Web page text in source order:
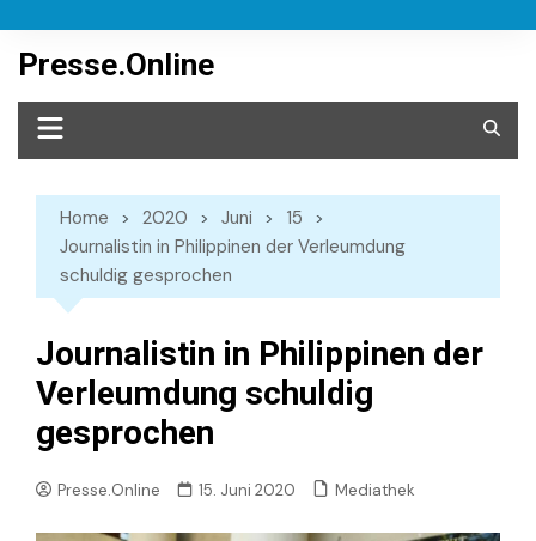
content
Presse.Online
Home 2020 Juni
15
Journalistin in Philippinen der Verleumdung
schuldig gesprochen
Journalistin in Philippinen der
Verleumdung schuldig
gesprochen
Presse.Online 15. Juni 2020 Mediathek